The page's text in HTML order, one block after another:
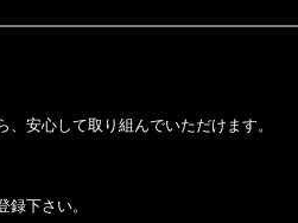
安心して取り組んでいただけます。
録下さい。